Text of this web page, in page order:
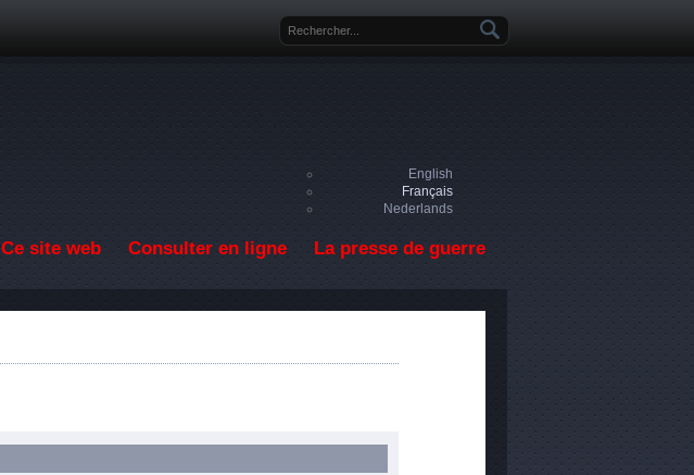
Formulaire de recherche
English
Français
Nederlands
Ce site web Consulter en ligne La presse de guerre